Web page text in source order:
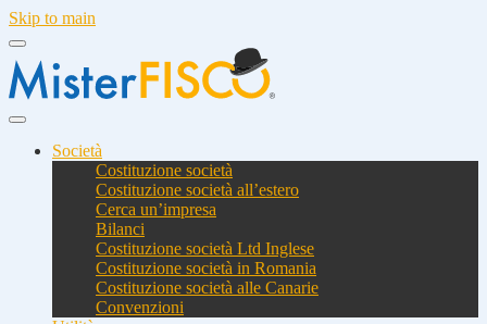
Skip to main
Società
Costituzione società
Costituzione società all’estero
Cerca un’impresa
Bilanci
Costituzione società Ltd Inglese
Costituzione società in Romania
Costituzione società alle Canarie
Convenzioni